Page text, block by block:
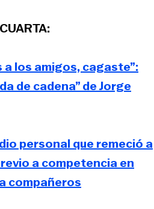
los amigos, cagaste”:
de cadena” de Jorge
personal que remeció a
a competencia en
compañeros